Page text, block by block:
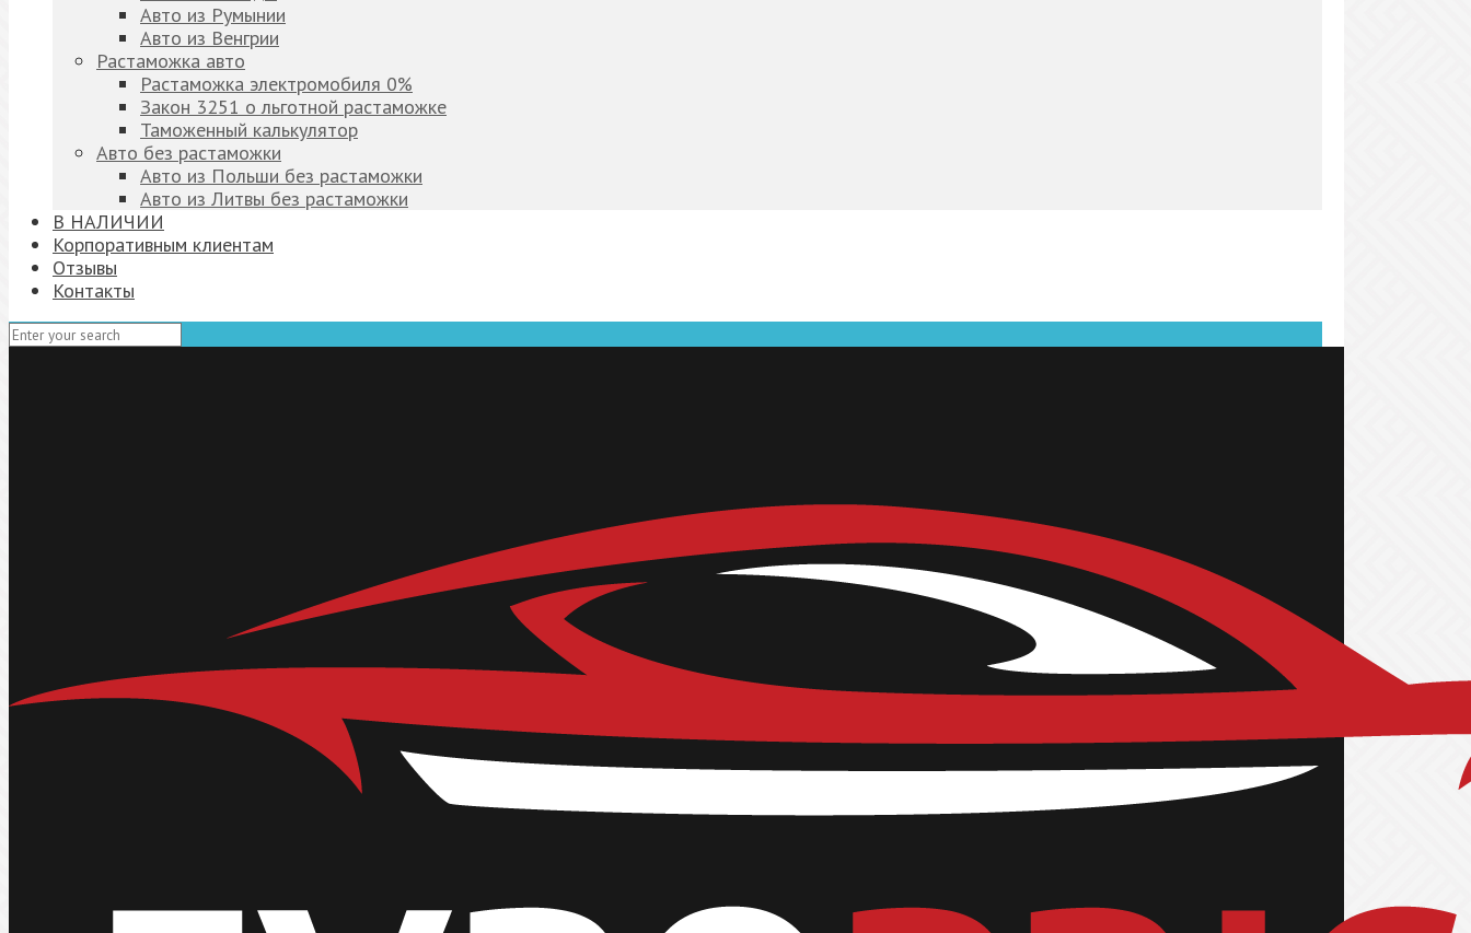
Авто из Румынии
Авто из Венгрии
Растаможка авто
Растаможка электромобиля 0%
Закон 3251 о льготной растаможке
Таможенный калькулятор
Авто без растаможки
Авто из Польши без растаможки
Авто из Литвы без растаможки
В НАЛИЧИИ
Корпоративным клиентам
Отзывы
Контакты